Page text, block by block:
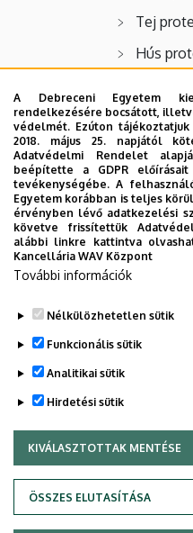
Tej
Hús
Vér és
Követelmény:
Tárgy típusa:
Tantárgykód:
Kredit: 1
Legutóbbi frissítés: 2023. 03.
Adatvédelem
A Debreceni Egyetem
rendelkezésére bocsátott,
védelmét. Ezúton
2018. május 25. napjától
Adatvédelmi Rendelet
beépítette a GDPR
tevékenységébe. A
Egyetem korábban is teljes
érvényben lévő adatkezelési
követve frissítettük
alábbi linkre kattintva
Kancellária WAV Központ
További információk
Nélkülözhetetlen sütik
Funkcionális sütik
Analitikai sütik
Hirdetési sütik
KIVÁLASZTOTTAK MENTÉSE
ÖSSZES ELUTASÍTÁSA
WITHDRAW CONSENT